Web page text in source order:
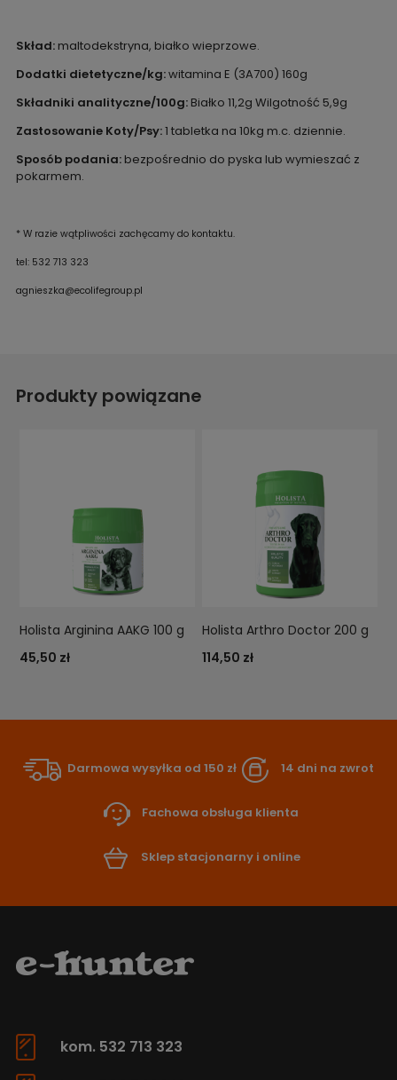
Skład:maltodekstryna, białko wieprzowe.
Dodatki dietetyczne/kg:witamina E (3A700) 160g
Składniki analityczne/100g:Białko 11,2g Wilgotność 5,9g
Zastosowanie Koty/Psy:1 tabletka na 10kg m.c. dziennie.
Sposób podania:bezpośrednio do pyska lub wymieszać z
pokarmem.
* W razie wątpliwości zachęcamy do kontaktu.
tel: 532 713 323
agnieszka@ecolifegroup.pl
Produkty powiązane
Holista Arginina AAKG 100 g
45,50 zł
Holista Arthro Doctor 200 g
114,50 zł
Darmowa wysyłka od 150 zł 14 dni na zwrot
Fachowa obsługa klienta
Sklep stacjonarny i online
kom. 532 713 323